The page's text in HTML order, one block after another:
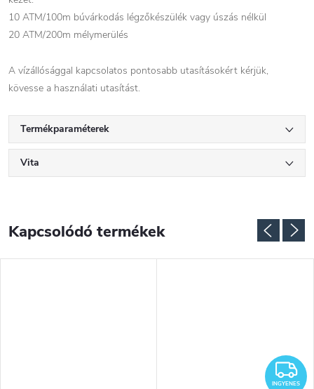
10 ATM/100m búvárkodás légzőkészülék vagy úszás nélkül
20 ATM/200m mélymerülés
A vízállósággal kapcsolatos pontosabb utasításokért kérjük,
kövesse a használati utasítást.
Termékparaméterek
Vita
Kapcsolódó termékek
INGYENES